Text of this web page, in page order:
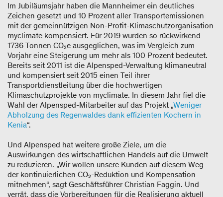
Im Jubiläumsjahr haben die Mannheimer ein deutliches
Zeichen gesetzt und 10 Prozent aller Transportemissionen
mit der gemeinnützigen Non-Profit-Klimaschutzorganisation
myclimate kompensiert. Für 2019 wurden so rückwirkend
1736 Tonnen CO₂e ausgeglichen, was im Vergleich zum
Vorjahr eine Steigerung um mehr als 100 Prozent bedeutet.
Bereits seit 2011 ist die Alpensped-Verwaltung klimaneutral
und kompensiert seit 2015 einen Teil ihrer
Transportdienstleitung über die hochwertigen
Klimaschutzprojekte von myclimate. In diesem Jahr fiel die
Wahl der Alpensped-Mitarbeiter auf das Projekt „Weniger
Abholzung des Regenwaldes dank effizienten Kochern in
Kenia“.
Und Alpensped hat weitere große Ziele, um die
Auswirkungen des wirtschaftlichen Handels auf die Umwelt
zu reduzieren. „Wir wollen unsere Kunden auf diesem Weg
der kontinuierlichen CO₂-Reduktion und Kompensation
mitnehmen“, sagt Geschäftsführer Christian Faggin. Und
verrät, dass die Vorbereitungen für die Realisierung aktuell